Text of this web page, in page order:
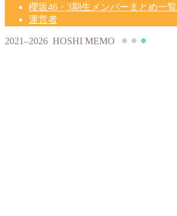
櫻坂46・3期生メンバーまとめ一覧
運営者
2021–2026 HOSHI MEMO